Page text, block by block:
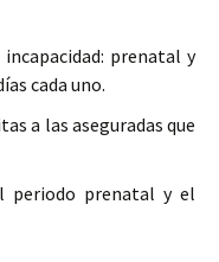
prenatal y
cada uno.
a las aseguradas que
periodo prenatal y el